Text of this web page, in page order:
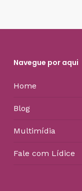
Navegue por aqui
Home
Blog
Multimídia
Fale com Lídice